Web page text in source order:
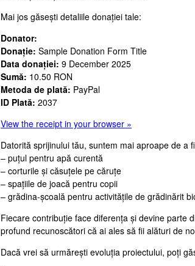
Mai jos găsești detaliile donației tale:
Donator:
Donație: Sample Donation Form Title
Data donației: 9 December 2025
Sumă: 10.50 RON
Metoda de plată: PayPal
ID Plată: 2037
View the receipt in your browser »
Datorită sprijinului tău, suntem mai aproape de a
– puțul pentru apă curentă
– corturile și căsuțele pe căruțe
– spațiile de joacă pentru copii
– grădina-școală pentru activitățile de grădinărit
Fiecare contribuție face diferența și devine parte
profund recunoscători că ai ales să fii alături de
Dacă vrei să urmărești evoluția proiectului, poți